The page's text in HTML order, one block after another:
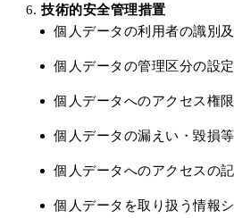
技術的安全管理措置
個人データの利用者の識別
個人データの管理区分の設
個人データへのアクセス権
個人データの漏えい・毀損
個人データへのアクセスの
個人データを取り扱う情報